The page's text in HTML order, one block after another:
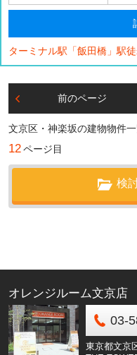
ターミナル駅「飯田橋」駅
前のページ
文京区・神楽坂の建物物件
12ページ目
検
オレンジルーム文京店
03-
東京都文京